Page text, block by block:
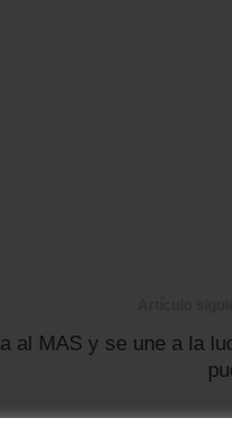
al MAS y se une a la